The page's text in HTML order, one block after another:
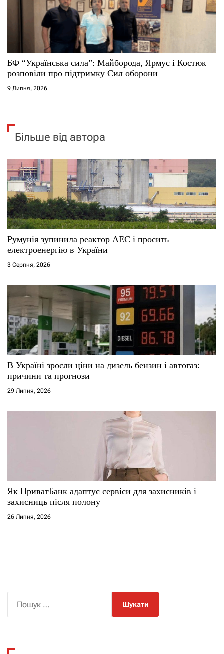
БФ “Українська сила”: Майборода, Ярмус і Костюк
розповіли про підтримку Сил оборони
9 Липня, 2026
Більше від автора
Румунія зупинила реактор АЕС і просить
електроенергію в України
3 Серпня, 2026
В Україні зросли ціни на дизель бензин і автогаз:
причини та прогнози
29 Липня, 2026
Як ПриватБанк адаптує сервіси для захисників і
захисниць після полону
26 Липня, 2026
к